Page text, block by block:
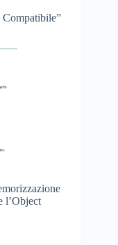
Compatibile”
l’Object